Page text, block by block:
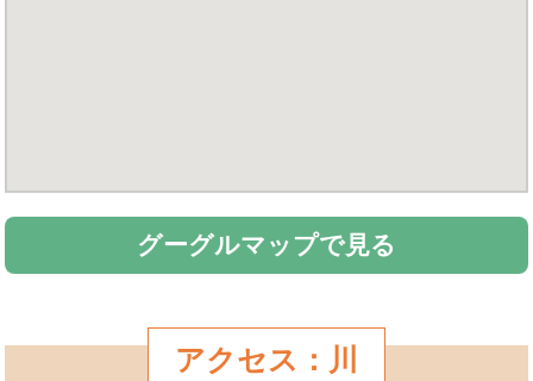
グーグルマップで見る
アクセス：川